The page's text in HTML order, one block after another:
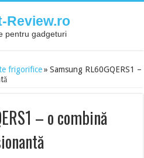
Review.ro
pentru gadgeturi
frigorifice » Samsung RL60GQERS1 –
– o combină